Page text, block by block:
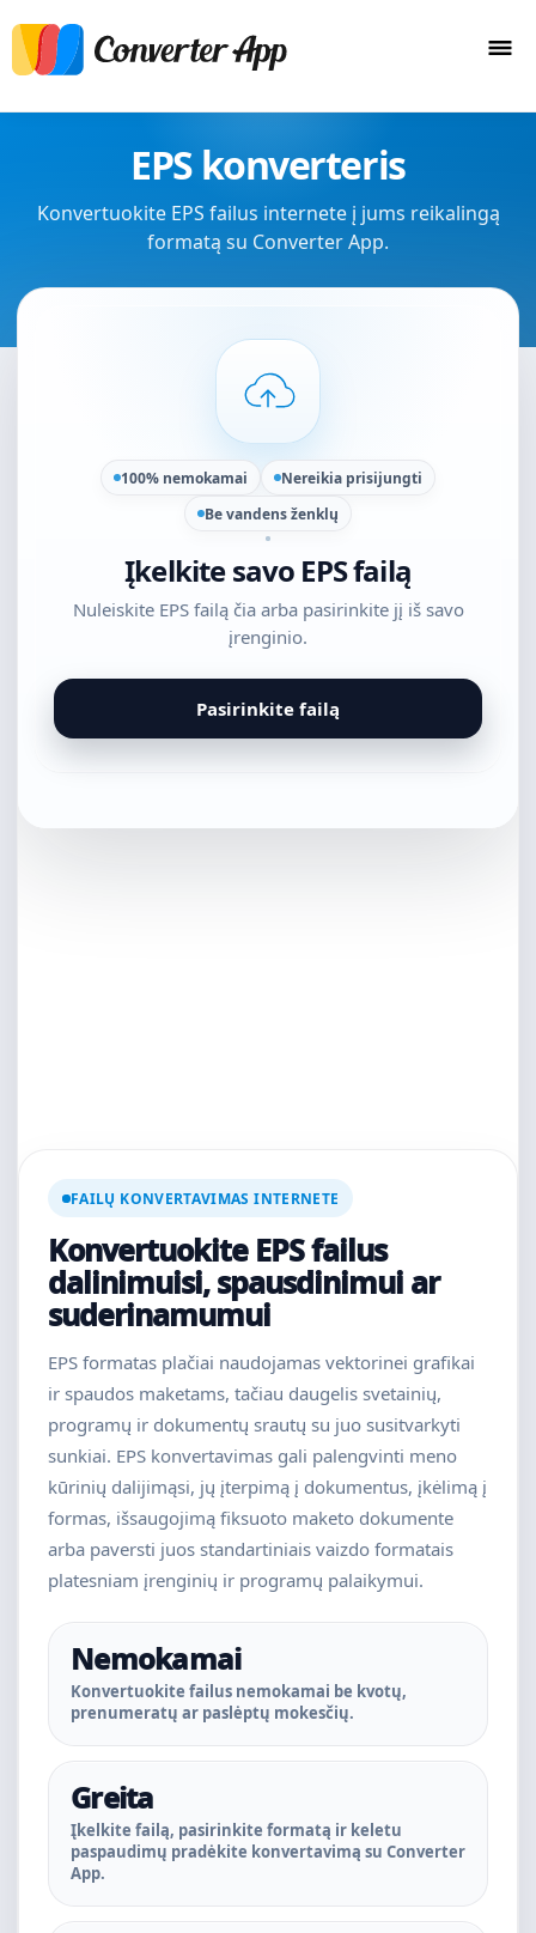
EPS konverteris
Konvertuokite EPS failus internete į jums reikalingą
formatą su Converter App.
100% nemokamai
Nereikia prisijungti
Be vandens ženklų
Įkelkite savo EPS failą
Nuleiskite EPS failą čia arba pasirinkite jį iš savo
įrenginio.
Pasirinkite failą
FAILŲ KONVERTAVIMAS INTERNETE
Konvertuokite EPS failus
dalinimuisi, spausdinimui ar
suderinamumui
EPS formatas plačiai naudojamas vektorinei grafikai
ir spaudos maketams, tačiau daugelis svetainių,
programų ir dokumentų srautų su juo susitvarkyti
sunkiai. EPS konvertavimas gali palengvinti meno
kūrinių dalijimąsi, jų įterpimą į dokumentus, įkėlimą į
formas, išsaugojimą fiksuoto maketo dokumente
arba paversti juos standartiniais vaizdo formatais
platesniam įrenginių ir programų palaikymui.
Nemokamai
Konvertuokite failus nemokamai be kvotų,
prenumeratų ar paslėptų mokesčių.
Greita
Įkelkite failą, pasirinkite formatą ir keletu
paspaudimų pradėkite konvertavimą su Converter
App.